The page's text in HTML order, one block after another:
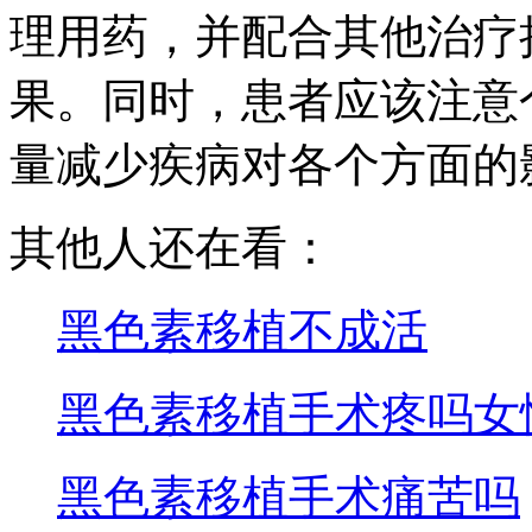
理用药，并配合其他治
果。同时，患者应该注
量减少疾病对各个方面
其他人还在看：
黑色素移植不成活
黑色素移植手术疼吗女
黑色素移植手术痛苦吗